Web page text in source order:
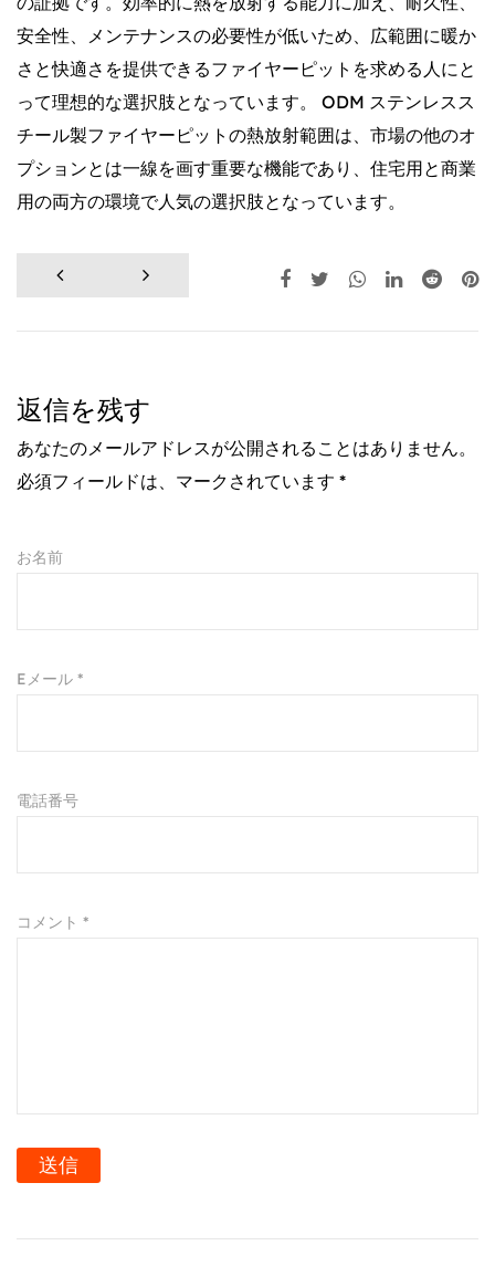
安全性、メンテナンスの必要性が低いため、広範囲に暖か
さと快適さを提供できるファイヤーピットを求める人にと
って理想的な選択肢となっています。 ODM ステンレスス
チール製ファイヤーピットの熱放射範囲は、市場の他のオ
プションとは一線を画す重要な機能であり、住宅用と商業
用の両方の環境で人気の選択肢となっています。
返信を残す
あなたのメールアドレスが公開されることはありません。
必須フィールドは、マークされています *
お名前
Eメール *
電話番号
コメント *
送信